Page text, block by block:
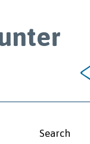

Search